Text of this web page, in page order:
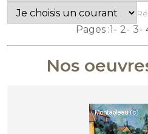
Pages :1 2 3
Nos